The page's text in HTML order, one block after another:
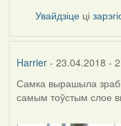
Увайдзіце ці
Harrier- 23.04.2018 -
Самка вырашыла
самым тоўстым слое